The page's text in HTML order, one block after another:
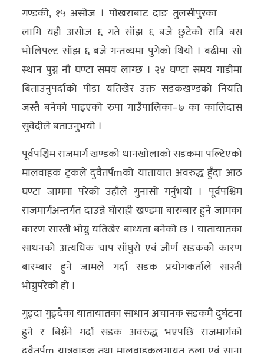
अर्थ/
वाणिज्य
मनाेरञ्जन
विज्ञान
प्रविधि
अन्तरर्वार्ता
विचार/
ब्लग
रोचक
अन्य
खबर
विशेष
गण्डकी, १५ असोज । पोखराबाट दाङ तुलसीपुरका
लागि यही असोज ६ गते साँझ ६ बजे छुटेको रात्रि बस
भोलिपल्ट साँझ ६ बजे गन्तव्यमा पुगेको थियो । बढीमा सो
स्थान पुग्न नौ घण्टा समय लाग्छ । २४ घण्टा समय गाडीमा
बिताउनुपर्दाको पीडा यतिखेर उक्त सडकखण्डको नियति
जस्तै बनेको पाइएको रुपा गाउँपालिका–७ का कालिदास
सुवेदीले बताउनुभयो ।
पूर्वपश्चिम राजमार्ग खण्डको धानखोलाको सडकमा पल्टिएको
मालवाहक ट्रकले दुवैतर्पmको यातायात अवरुद्ध हुँदा आठ
घण्टा जाममा परेको उहाँले गुनासो गर्नुभयो । पूर्वपश्चिम
राजमार्गअन्तर्गत दाउन्ने घोराही खण्डमा बारम्बार हुने जामका
कारण सास्ती भोग्नु यतिखेर बाध्यता बनेको छ । यातायातका
साधनको अत्यधिक चाप साँघुरो एवं जीर्ण सडकको कारण
बारम्बार हुने जामले गर्दा सडक प्रयोगकर्ताले सास्ती
भोग्नुपरेको हो ।
गुड्दा गुड्दैका यातायातका साधान अचानक सडकमै दुर्घटना
हुने र बिग्रँने गर्दा सडक अवरुद्ध भएपछि राजमार्गको